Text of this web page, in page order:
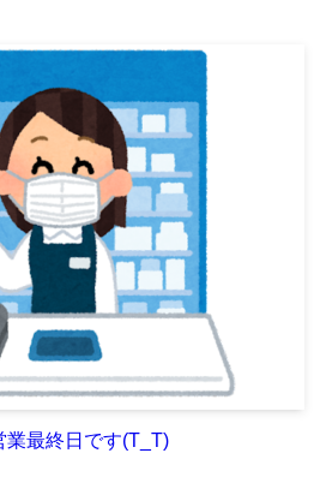
業最終日です(T_T)